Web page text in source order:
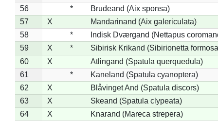
56
*
Brudeand (Aix sponsa)
57
X
Mandarinand (Aix galericulata)
58
*
Indisk Dværgand (Nettapus
59
X *
Sibirisk Krikand (Sibirionetta
60
X
Atlingand (Spatula querquedula)
61
*
Kaneland (Spatula cyanoptera)
62
X
Blåvinget And (Spatula discors)
63
X
Skeand (Spatula clypeata)
64
X
Knarand (Mareca strepera)